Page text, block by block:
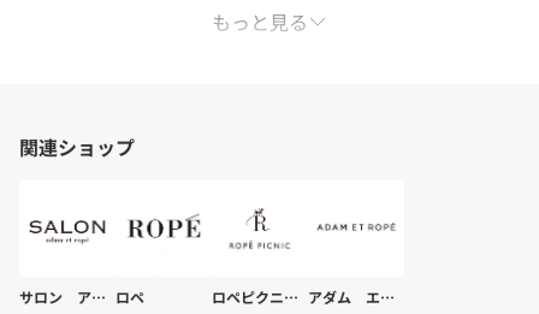
もっと見る
関連ショップ
サロン アダム エ ロペ ロペ ロペピクニック アダム エ ロペ